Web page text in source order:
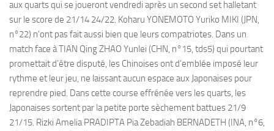
aux quarts qui se joueront vendredi après un second set halletant
sur le score de 21/14 24/22. Koharu YONEMOTO Yuriko MIKI (JPN,
n°22) n’ont pas fait aussi bien que leurs compatriotes. Dans un
match face à TIAN Qing ZHAO Yunlei (CHN, n°15, tds5) qui pourtant
promettait d’être disputé, les Chinoises ont d’emblée imposé leur
rythme et leur jeu, ne laissant aucun espace aux Japonaises pour
reprendre pied. Dans cette course effrénée vers les quarts, les
Japonaises sortent par la petite porte sèchement battues 21/9
21/15. Rizki Amelia PRADIPTA Pia Zebadiah BERNADETH (INA, n°6,